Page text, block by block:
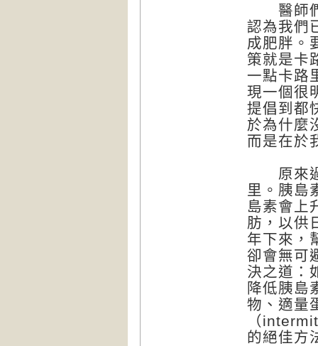
醫師們
認為我們
成肥胖。
策就是卡
一點卡路
現一個很
提倡到都
於為什麼
而是在於
原來過
里。胰島
島素會上
肪，以供
年下來，
卻會無可
決之道：
降低胰島
物、適量
（
的絕佳方